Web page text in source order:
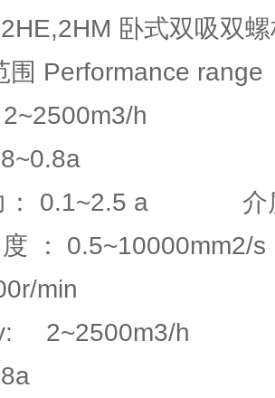
卧式双吸双
Performance range
：
： 0.1~2.5 a 介
度：
min
2~2500m3/